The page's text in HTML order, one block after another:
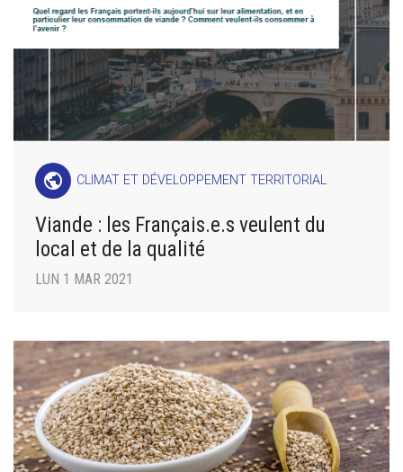
public CLIMAT ET DÉVELOPPEMENT TERRITORIAL
Viande : les Français.e.s veulent du
local et de la qualité
LUN 1 MAR 2021